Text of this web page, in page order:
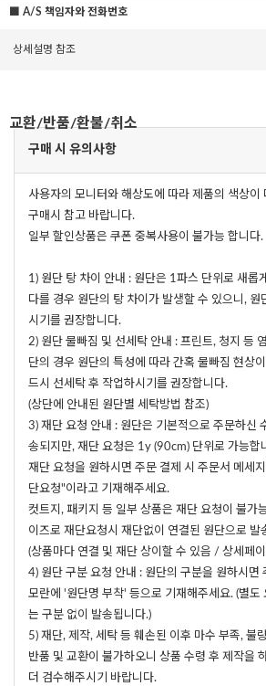
■ A/S 책임자와 전화번호
상세설명 참조
교환/반품/환불/취소
구매 시 유의사항
사용자의 모니터와 해상도에 따라 제품의 색상이
구매시 참고 바랍니다.
일부 할인상품은 쿠폰 중복사용이 불가능 합니다.
1) 원단 탕 차이 안내 : 원단은 1파스 단위로 새롭
다를 경우 원단의 탕 차이가 발생할 수 있으니, 원
시기를 권장합니다.
2) 원단 물빠짐 및 선세탁 안내 : 프린트, 청지 등
단의 경우 원단의 특성에 따라 간혹 물빠짐 현상
드시 선세탁 후 작업하시기를 권장합니다.
(상단에 안내된 원단별 세탁방법 참조)
3) 재단 요청 안내 : 원단은 기본적으로 주문하신
송되지만, 재단 요청은 1y (90cm) 단위로 가능합
재단 요청을 원하시면 주문 결제 시 주문서 메세
단요청"이라고 기재해주세요.
컷트지, 패키지 등 일부 상품은 재단 요청이 불가
이즈로 재단요청시 재단없이 연결된 원단으로 발
(상품마다 연결 및 재단 상이할 수 있음 / 상세페
4) 원단 구분 요청 안내 : 원단의 구분을 원하시면
모란에 '원단명 부착' 등으로 기재해주세요. (별도
는 구분 없이 발송됩니다.)
5) 재단, 제작, 세탁 등 훼손된 이후 마수 부족, 불
반품 및 교환이 불가하오니 상품 수령 후 제작을
더 검수해주시기 바랍니다.